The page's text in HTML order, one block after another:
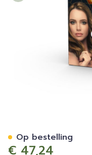
€ 47,24
Op bestelling